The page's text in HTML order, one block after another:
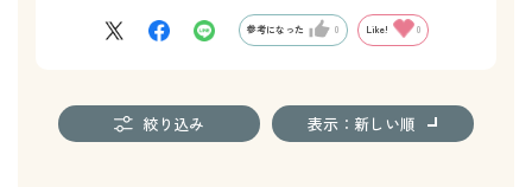
参考になった 0 Like! 0
絞り込み 表示：新しい順